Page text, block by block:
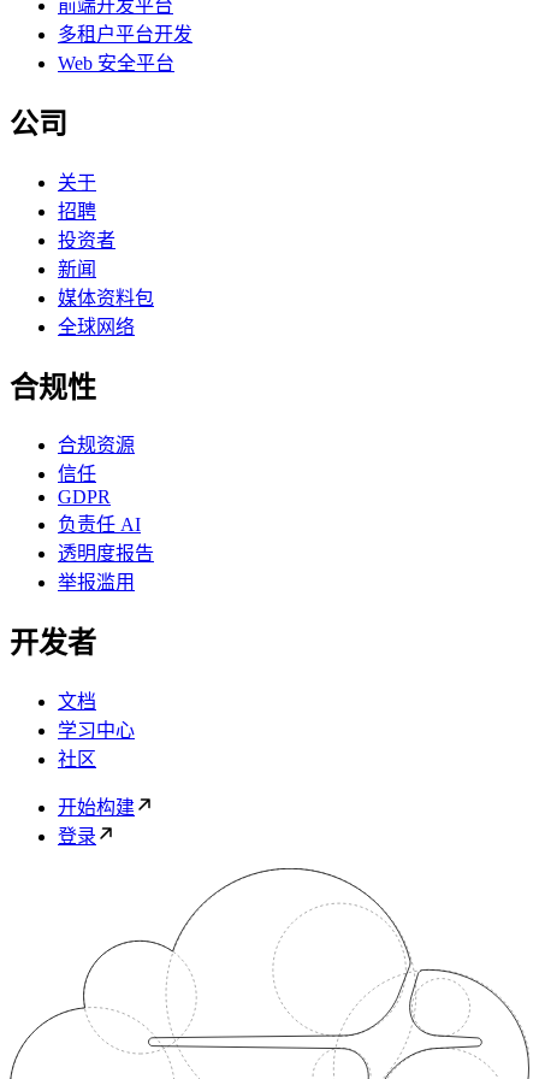
前端开发平台
多租户平台开发
Web 安全平台
公司
关于
招聘
投资者
新闻
媒体资料包
全球网络
合规性
合规资源
信任
GDPR
负责任 AI
透明度报告
举报滥用
开发者
文档
学习中心
社区
开始构建
登录